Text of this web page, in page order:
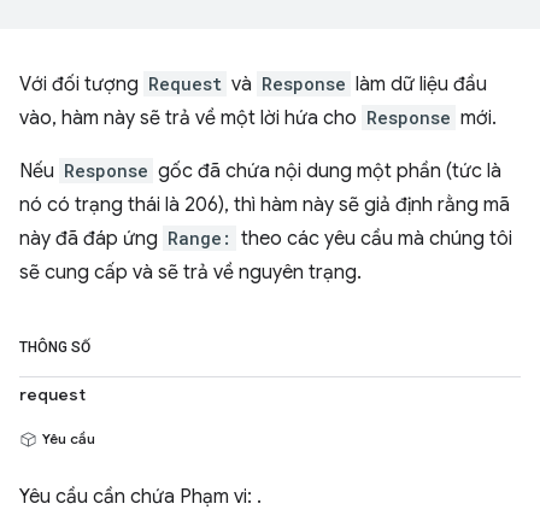
Với đối tượng Request và Response làm dữ liệu đầu
vào, hàm này sẽ trả về một lời hứa cho Response mới.
Nếu Response gốc đã chứa nội dung một phần (tức là
nó có trạng thái là 206), thì hàm này sẽ giả định rằng mã
này đã đáp ứng Range: theo các yêu cầu mà chúng tôi
sẽ cung cấp và sẽ trả về nguyên trạng.
THÔNG SỐ
request
Yêu cầu
Yêu cầu cần chứa Phạm vi: .